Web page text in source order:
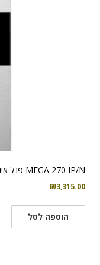
MEGA 270 IP/N פנל אינטרקום SIP
₪3,315.00
הוספה לסל